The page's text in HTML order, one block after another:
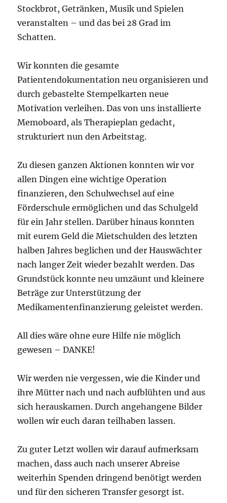
Stockbrot, Getränken, Musik und Spielen
veranstalten – und das bei 28 Grad im
Schatten.
Wir konnten die gesamte
Patientendokumentation neu organisieren und
durch gebastelte Stempelkarten neue
Motivation verleihen. Das von uns installierte
Memoboard, als Therapieplan gedacht,
strukturiert nun den Arbeitstag.
Zu diesen ganzen Aktionen konnten wir vor
allen Dingen eine wichtige Operation
finanzieren, den Schulwechsel auf eine
Förderschule ermöglichen und das Schulgeld
für ein Jahr stellen. Darüber hinaus konnten
mit eurem Geld die Mietschulden des letzten
halben Jahres beglichen und der Hauswächter
nach langer Zeit wieder bezahlt werden. Das
Grundstück konnte neu umzäunt und kleinere
Beträge zur Unterstützung der
Medikamentenfinanzierung geleistet werden.
All dies wäre ohne eure Hilfe nie möglich
gewesen – DANKE!
Wir werden nie vergessen, wie die Kinder und
ihre Mütter nach und nach aufblühten und aus
sich herauskamen. Durch angehangene Bilder
wollen wir euch daran teilhaben lassen.
Zu guter Letzt wollen wir darauf aufmerksam
machen, dass auch nach unserer Abreise
weiterhin Spenden dringend benötigt werden
und für den sicheren Transfer gesorgt ist.